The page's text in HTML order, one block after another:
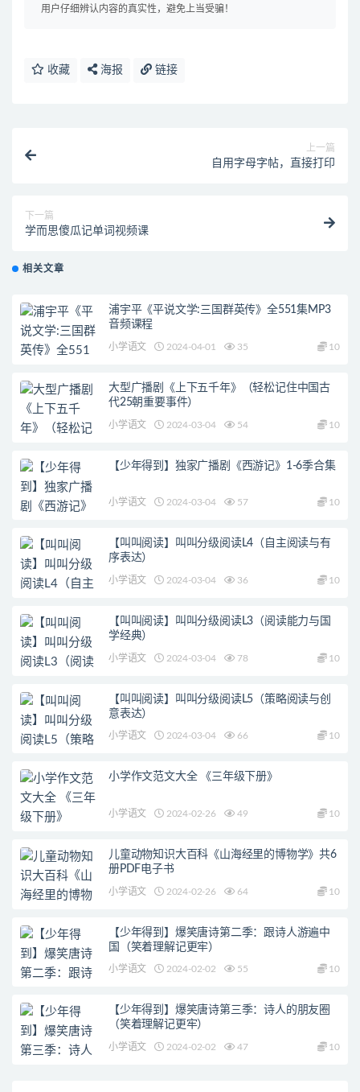
用户仔细辨认内容的真实性，避免上当受骗！
收藏 海报 链接
上一篇
自用字母字帖，直接打印
下一篇
学而思傻瓜记单词视频课
相关文章
浦宇平《平说文学:三国群英传》全551集MP3
音频课程
小学语文 2024-04-01 35 10
大型广播剧《上下五千年》（轻松记住中国古
代25朝重要事件）
小学语文 2024-03-04 54 10
【少年得到】独家广播剧《西游记》1-6季合集
小学语文 2024-03-04 57 10
【叫叫阅读】叫叫分级阅读L4（自主阅读与有
序表达）
小学语文 2024-03-04 36 10
【叫叫阅读】叫叫分级阅读L3（阅读能力与国
学经典）
小学语文 2024-03-04 78 10
【叫叫阅读】叫叫分级阅读L5（策略阅读与创
意表达）
小学语文 2024-03-04 66 10
小学作文范文大全 《三年级下册》
小学语文 2024-02-26 49 10
儿童动物知识大百科《山海经里的博物学》共6
册PDF电子书
小学语文 2024-02-26 64 10
【少年得到】爆笑唐诗第二季：跟诗人游遍中
国（笑着理解记更牢）
小学语文 2024-02-02 55 10
【少年得到】爆笑唐诗第三季：诗人的朋友圈
（笑着理解记更牢）
小学语文 2024-02-02 47 10